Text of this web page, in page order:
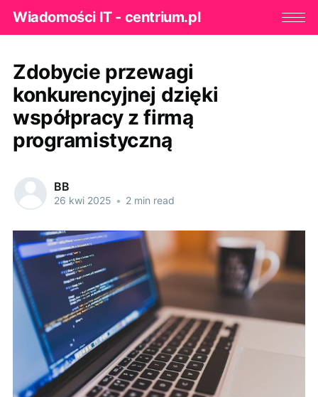
Wiadomości IT - centrium.pl
Zdobycie przewagi
konkurencyjnej dzięki
współpracy z firmą
programistyczną
BB
26 kwi 2025 • 2 min read